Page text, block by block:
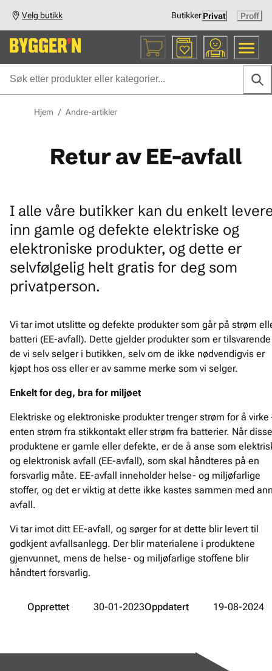
Velg butikk ButikkerPrivat Proff
Hjem / Andre-artikler
Retur av EE-avfall
I alle våre butikker kan du enkelt
inn gamle og defekte elektriske og
elektroniske produkter, og dette er
selvfølgelig helt gratis for deg som
privatperson.
Vi tar imot utslitte og defekte produkter som går på strøm
batteri (EE-avfall). Dette gjelder produkter som er tilsvarende
de vi selv selger i butikken, selv om de ikke nødvendigvis er
kjøpt hos oss eller er av samme merke som vi selger.
Enkelt for deg, bra for miljøet
Elektriske og elektroniske produkter trenger strøm for å virke
enten strøm fra stikkontakt eller strøm fra batterier. Når disse
produktene er gamle eller defekte, er de å anse som
og elektronisk avfall (EE-avfall), som skal håndteres på en
forsvarlig måte. EE-avfall inneholder helse- og miljøfarlige
stoffer, og det er viktig at dette ikke kastes sammen med
avfall.
Vi tar imot ditt EE-avfall, og sørger for at dette blir levert til
godkjent avfallsanlegg. Der blir materialene i produktene
gjenvunnet, mens de helse- og miljøfarlige stoffene blir
håndtert forsvarlig.
Opprettet 30-01-2023Oppdatert 19-08-2024